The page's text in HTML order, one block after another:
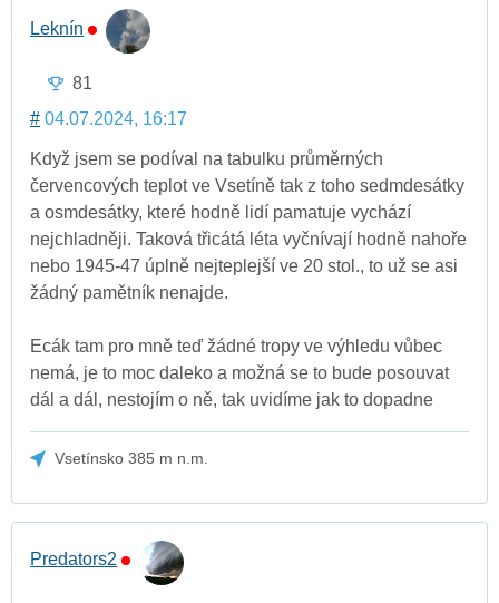
Leknín
81
# 04.07.2024, 16:17
Když jsem se podíval na tabulku průměrných
červencových teplot ve Vsetíně tak z toho sedmdesátky
a osmdesátky, které hodně lidí pamatuje vychází
nejchladněji. Taková třicátá léta vyčnívají hodně nahoře
nebo 1945-47 úplně nejteplejší ve 20 stol., to už se asi
žádný pamětník nenajde.
Ecák tam pro mně teď žádné tropy ve výhledu vůbec
nemá, je to moc daleko a možná se to bude posouvat
dál a dál, nestojím o ně, tak uvidíme jak to dopadne
Vsetínsko 385 m n.m.
Predators2